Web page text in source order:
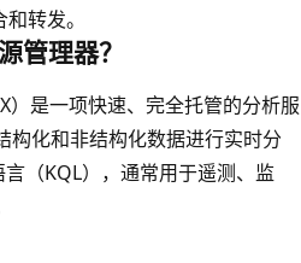
转发。
管理器？
）是一项快速、完全托管的分析服
构化和非结构化数据进行实时分
（KQL），通常用于遥测、监